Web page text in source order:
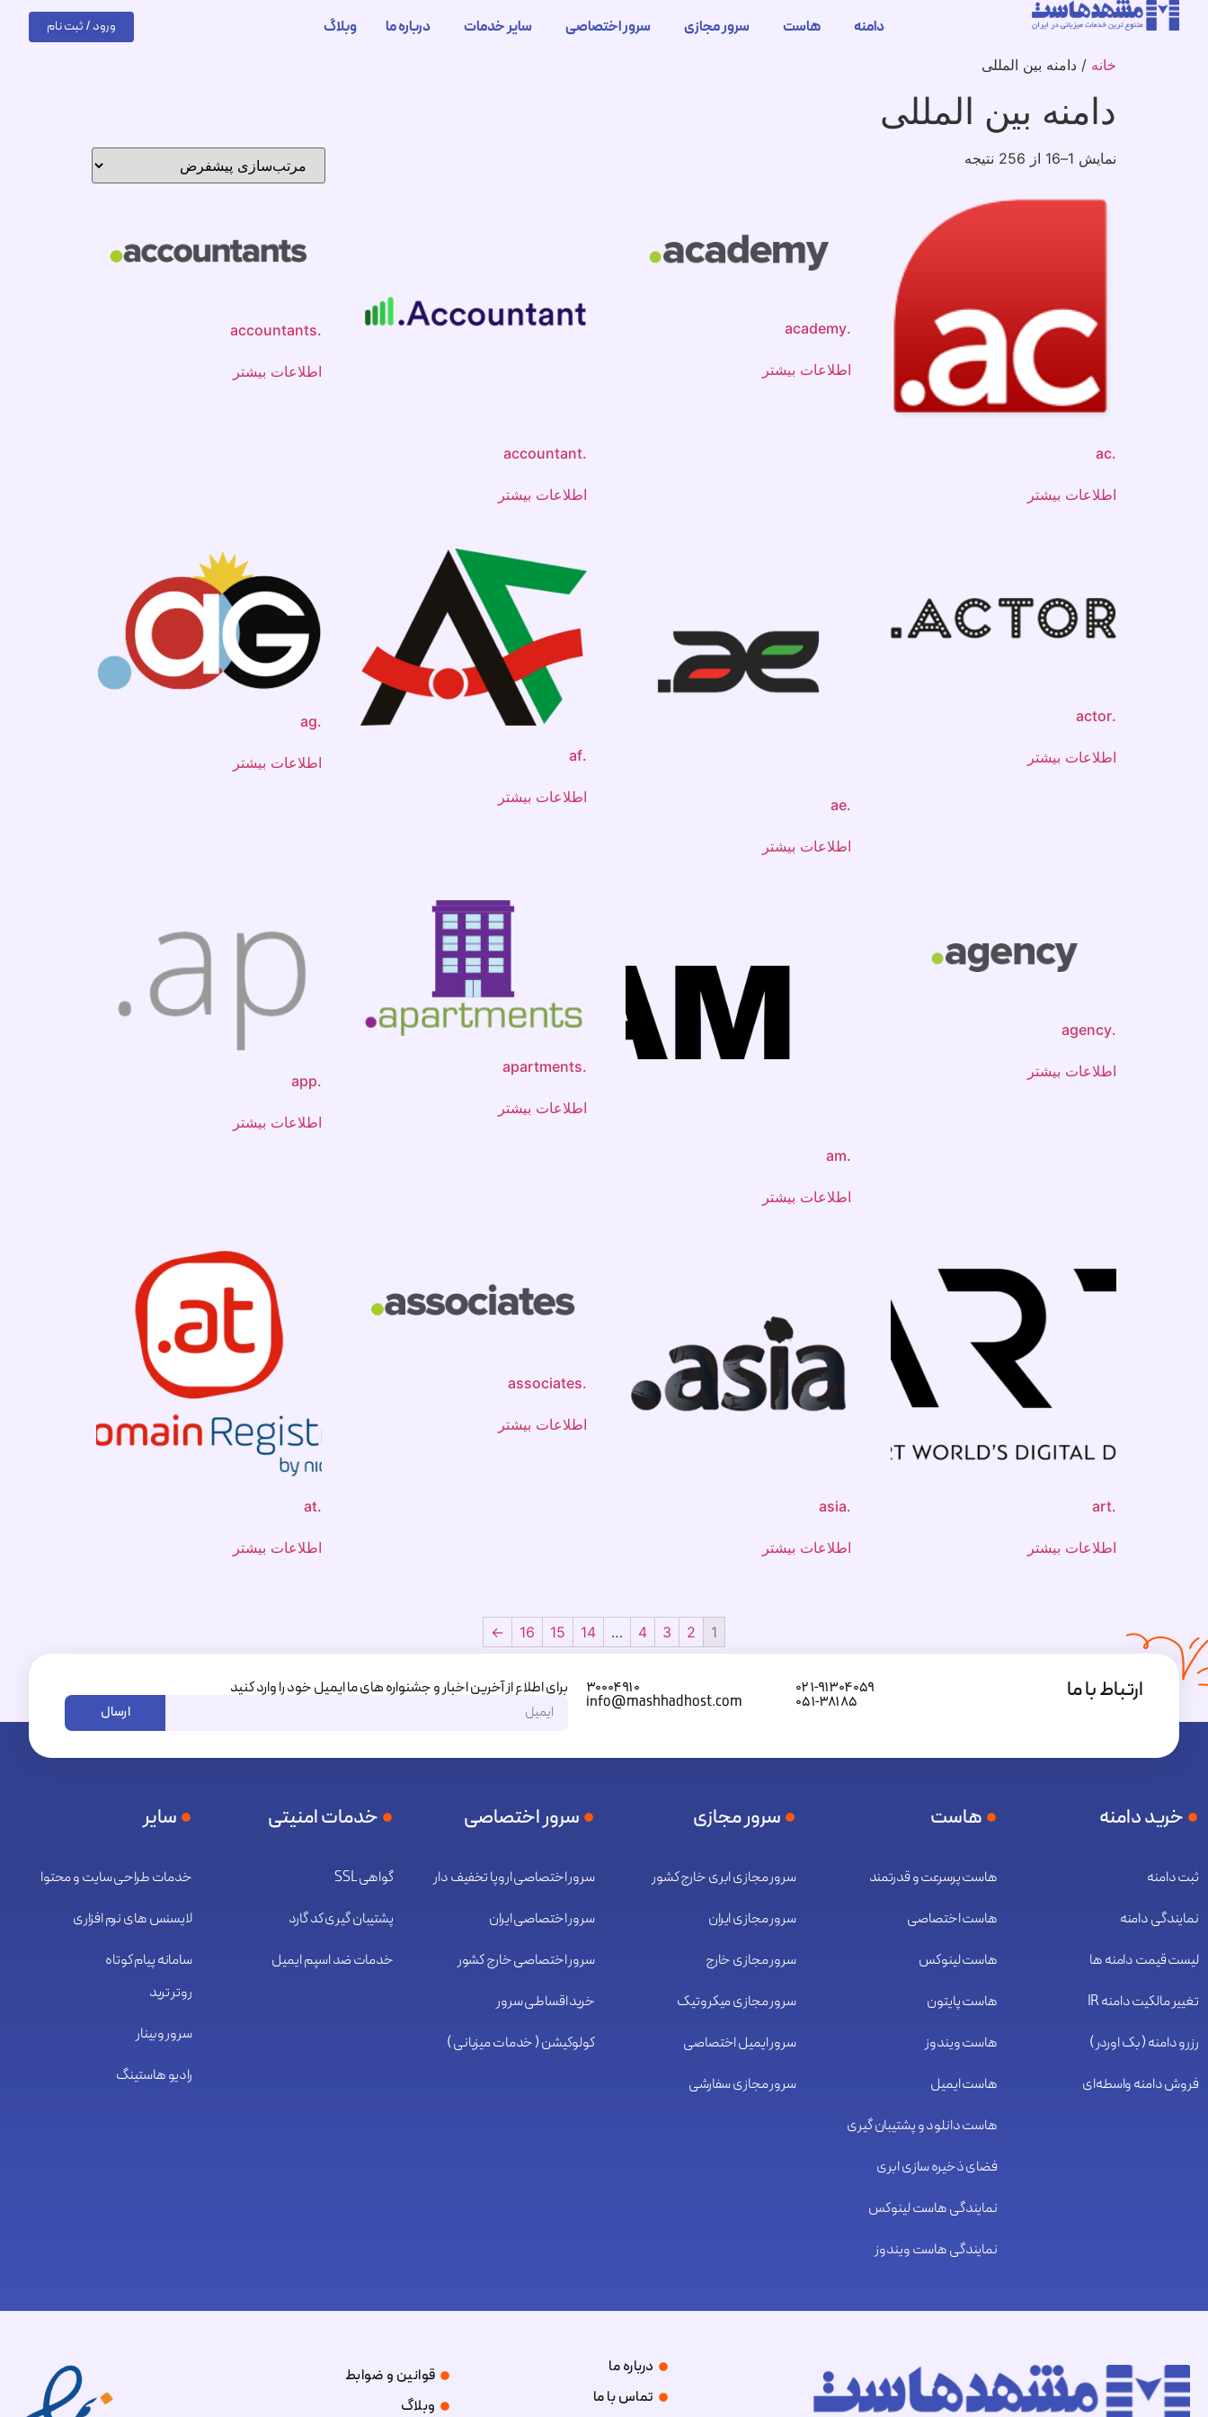
دامنه هاست سرور مجازی سرور اختصاصی سایر خدمات درباره ما وبلاگ ورود / ثبت نام
خانه / دامنه بین المللی
دامنه بین المللی
نمایش 1–16 از 256 نتیجه
.ac
اطلاعات بیشتر
.academy
اطلاعات بیشتر
.accountant
اطلاعات بیشتر
.accountants
اطلاعات بیشتر
.actor
اطلاعات بیشتر
.ae
اطلاعات بیشتر
.af
اطلاعات بیشتر
.ag
اطلاعات بیشتر
.agency
اطلاعات بیشتر
.am
اطلاعات بیشتر
.apartments
اطلاعات بیشتر
.app
اطلاعات بیشتر
.art
اطلاعات بیشتر
.asia
اطلاعات بیشتر
.associates
اطلاعات بیشتر
.at
اطلاعات بیشتر
1
2
3
4
…
14
15
16
←
ارتباط با ما ۰۲۱-۹۱۳۰۴۰۵۹
۰۵۱-۳۸۱۸۵
۳۰۰۰۴۹۱۰
info@mashhadhost.com
برای اطلاع از آخرین اخبار و جشنواره های ما ایمیل خود را وارد کنید
ارسال
خرید دامنه
ثبت دامنه
نمایندگی دامنه
لیست قیمت دامنه ها
تغییر مالکیت دامنه IR
رزرو دامنه ( بک اوردر )
فروش دامنه واسطه‌ای
هاست
هاست پرسرعت و قدرتمند
هاست اختصاصی
هاست لینوکس
هاست پایتون
هاست ویندوز
هاست ایمیل
هاست دانلود و پشتیبان گیری
فضای ذخیره سازی ابری
نمایندگی هاست لینوکس
نمایندگی هاست ویندوز
سرور مجازی
سرور مجازی ابری خارج کشور
سرور مجازی ایران
سرور مجازی خارج
سرور مجازی میکروتیک
سرور ایمیل اختصاصی
سرور مجازی سفارشی
سرور اختصاصی
سرور اختصاصی اروپا تخفیف دار
سرور اختصاصی ایران
سرور اختصاصی خارج کشور
خرید اقساطی سرور
کولوکیشن ( خدمات میزبانی )
خدمات امنیتی
گواهی SSL
پشتیبان گیری کد گارد
خدمات ضد اسپم ایمیل
سایر
خدمات طراحی سایت و محتوا
لایسنس های نرم افزاری
سامانه پیام کوتاه
روتر ترید
سرور وبینار
رادیو هاستینگ
درباره ما
تماس با ما
قوانین و ضوابط
وبلاگ